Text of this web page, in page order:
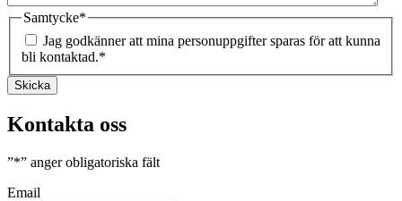
Samtycke*
Jag godkänner att mina personuppgifter sparas för att kunna
bli kontaktad.*
Skicka
Kontakta oss
”*” anger obligatoriska fält
Email